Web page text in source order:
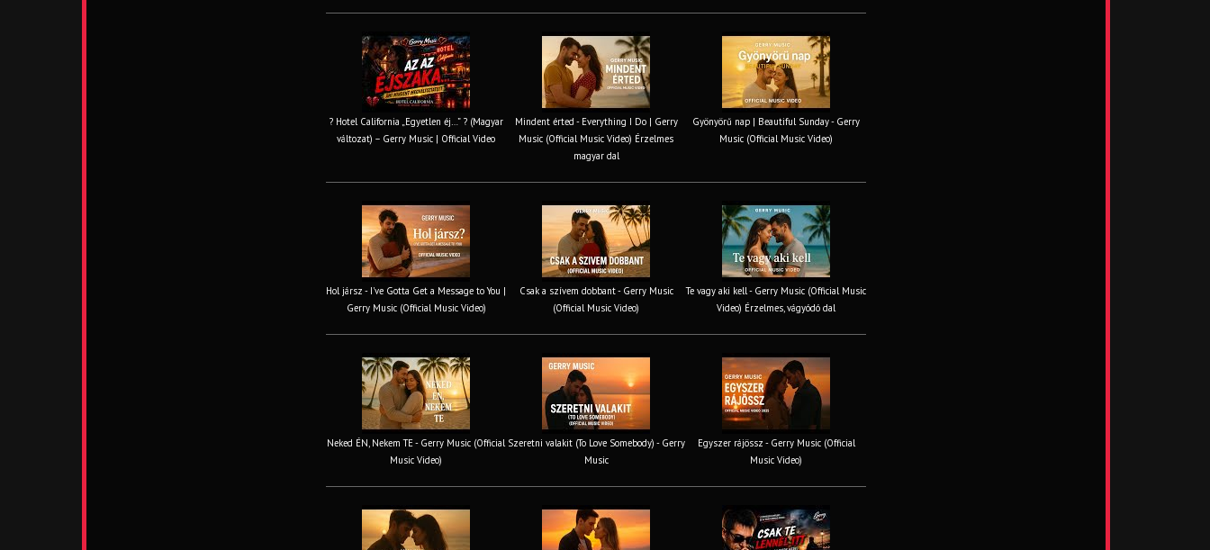
? Hotel California „Egyetlen éj…” ? (Magyar
változat) – Gerry Music | Official Video
Mindent érted - Everything I Do | Gerry
Music (Official Music Video) Érzelmes
magyar dal
Gyönyörű nap | Beautiful Sunday - Gerry
Music (Official Music Video)
Hol jársz - I've Gotta Get a Message to You |
Gerry Music (Official Music Video)
Csak a szívem dobbant - Gerry Music
(Official Music Video)
Te vagy aki kell - Gerry Music (Official Music
Video) Érzelmes, vágyódó dal
Neked ÉN, Nekem TE - Gerry Music (Official
Music Video)
Szeretni valakit (To Love Somebody) - Gerry
Music
Egyszer rájössz - Gerry Music (Official
Music Video)